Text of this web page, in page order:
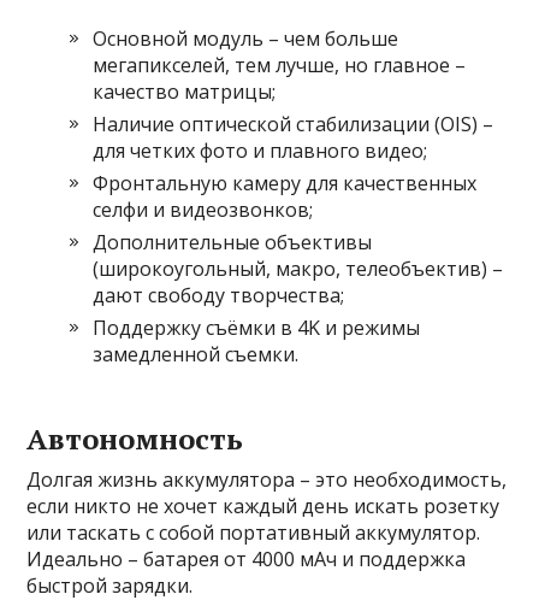
Основной модуль – чем больше
мегапикселей, тем лучше, но главное –
качество матрицы;
Наличие оптической стабилизации (OIS) –
для четких фото и плавного видео;
Фронтальную камеру для качественных
селфи и видеозвонков;
Дополнительные объективы
(широкоугольный, макро, телеобъектив) –
дают свободу творчества;
Поддержку съёмки в 4K и режимы
замедленной съемки.
Автономность
Долгая жизнь аккумулятора – это необходимость,
если никто не хочет каждый день искать розетку
или таскать с собой портативный аккумулятор.
Идеально – батарея от 4000 мАч и поддержка
быстрой зарядки.